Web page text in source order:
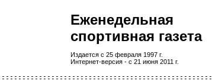
Еженедельная
спортивная газета
Издается с 25 февраля 1997 г.
Интернет-версия - с 21 июня 2011 г.